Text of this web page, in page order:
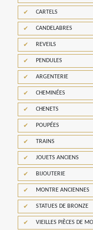
CARTELS
CANDELABRES
REVEILS
PENDULES
ARGENTERIE
CHEMINÉES
CHENETS
POUPÉES
TRAINS
JOUETS ANCIENS
BIJOUTERIE
MONTRE ANCIENNES
STATUES DE BRONZE
VIEILLES PIÈCES DE